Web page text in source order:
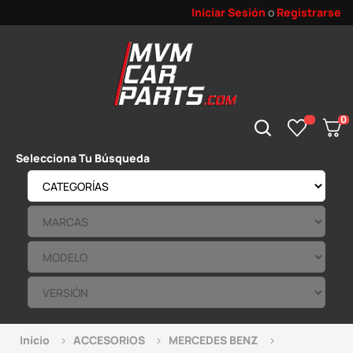
Iniciar Sesión o Registrarse
0
Selecciona Tu Búsqueda
Inicio ACCESORIOS
MERCEDES BENZ